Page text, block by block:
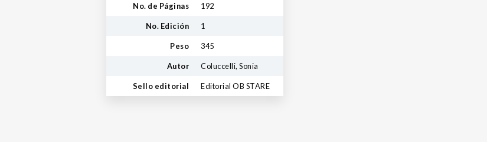
No. de Páginas 192
No. Edición 1
Peso 345
Autor Coluccelli, Sonia
Sello editorial Editorial OB STARE